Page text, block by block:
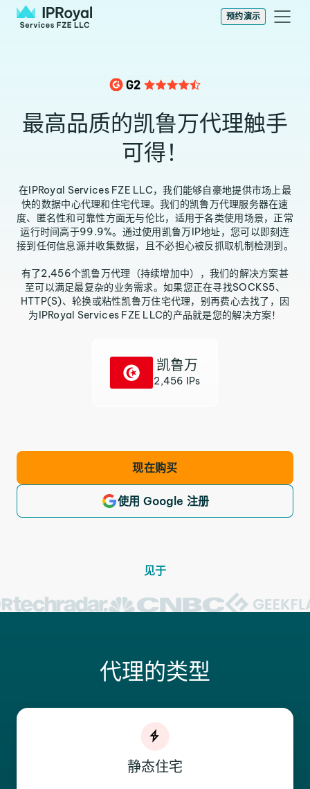
预约演示
最高品质的凯鲁万代理触手
可得！
在IPRoyal Services FZE LLC，我们能够自豪地提供市场上最
快的数据中心代理和住宅代理。我们的凯鲁万代理服务器在速
度、匿名性和可靠性方面无与伦比，适用于各类使用场景，正常
运行时间高于99.9%。通过使用凯鲁万IP地址，您可以即刻连
接到任何信息源并收集数据，且不必担心被反抓取机制检测到。
有了2,456个凯鲁万代理（持续增加中），我们的解决方案甚
至可以满足最复杂的业务需求。如果您正在寻找SOCKS5、
HTTP(S)、轮换或粘性凯鲁万住宅代理，别再费心去找了，因
为IPRoyal Services FZE LLC的产品就是您的解决方案！
凯鲁万
2,456 IPs
现在购买
使用 Google 注册
见于
代理的类型
静态住宅